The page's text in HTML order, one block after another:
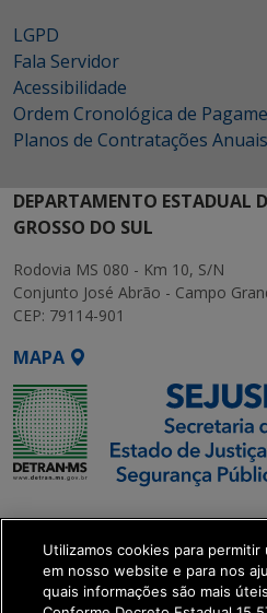
LGPD
Fala Servidor
Acessibilidade
Ordem Cronológica de
Planos de Contratações Anuais
DEPARTAMENTO ESTADUAL
GROSSO DO SUL
Rodovia MS 080 - Km 10, S/N
Conjunto José Abrão - Campo
CEP: 79114-901
MAPA
SETDIG | Secretaria-
Executiva de
Transformação Digital
Utilizamos cookies para
em nosso website e para nos
quais informações são mais